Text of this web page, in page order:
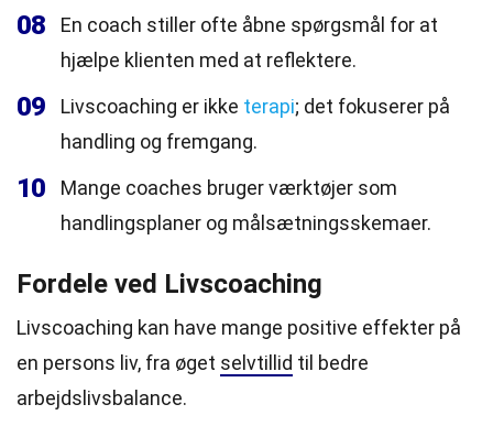
08
En coach stiller ofte åbne spørgsmål for at
hjælpe klienten med at reflektere.
09 Livscoaching er ikke terapi; det fokuserer på
handling og fremgang.
10
Mange coaches bruger værktøjer som
handlingsplaner og målsætningsskemaer.
Fordele ved Livscoaching
Livscoaching kan have mange positive effekter på
en persons liv, fra øget selvtillid til bedre
arbejdslivsbalance.